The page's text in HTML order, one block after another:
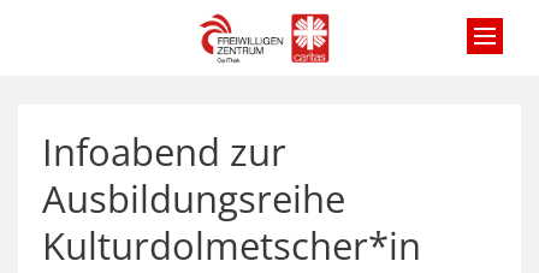
Infoabend zur
Ausbildungsreihe
Kulturdolmetscher*in